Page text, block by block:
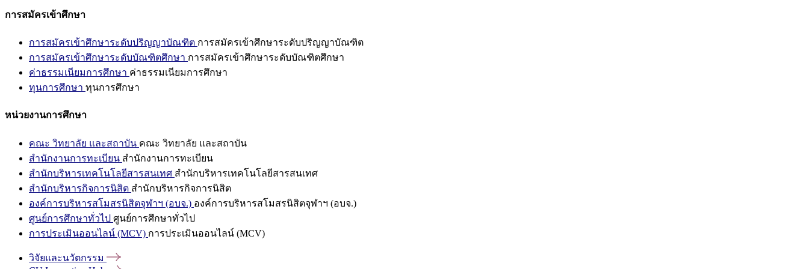
การสมัครเข้าศึกษา
การสมัครเข้าศึกษาระดับปริญญาบัณฑิต การสมัครเข้าศึกษาระดับปริญญาบัณฑิต
การสมัครเข้าศึกษาระดับบัณฑิตศึกษา การสมัครเข้าศึกษาระดับบัณฑิตศึกษา
ค่าธรรมเนียมการศึกษา ค่าธรรมเนียมการศึกษา
ทุนการศึกษา ทุนการศึกษา
หน่วยงานการศึกษา
คณะ วิทยาลัย และสถาบัน คณะ วิทยาลัย และสถาบัน
สำนักงานการทะเบียน สำนักงานการทะเบียน
สำนักบริหารเทคโนโลยีสารสนเทศ สำนักบริหารเทคโนโลยีสารสนเทศ
สำนักบริหารกิจการนิสิต สำนักบริหารกิจการนิสิต
องค์การบริหารสโมสรนิสิตจุฬาฯ (อบจ.) องค์การบริหารสโมสรนิสิตจุฬาฯ (อบจ.)
ศูนย์การศึกษาทั่วไป ศูนย์การศึกษาทั่วไป
การประเมินออนไลน์ (MCV) การประเมินออนไลน์ (MCV)
วิจัยและนวัตกรรม